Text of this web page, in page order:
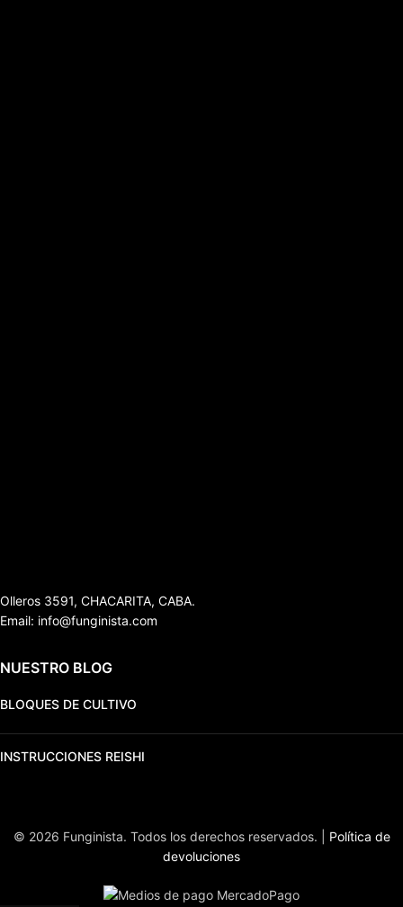
Olleros 3591, CHACARITA, CABA.
Email: info@funginista.com
NUESTRO BLOG
BLOQUES DE CULTIVO
INSTRUCCIONES REISHI
© 2026 Funginista. Todos los derechos reservados. | Política de
devoluciones